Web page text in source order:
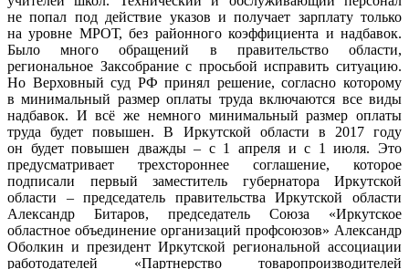
не попал под действие указов и получает зарплату только
на уровне МРОТ, без районного коэффициента и надбавок.
Было много обращений в правительство области,
региональное Заксобрание с просьбой исправить ситуацию.
Но Верховный суд РФ принял решение, согласно которому
в минимальный размер оплаты труда включаются все виды
надбавок. И всё же немного минимальный размер оплаты
труда будет повышен. В Иркутской области в 2017 году
он будет повышен дважды – с 1 апреля и с 1 июля. Это
предусматривает трехстороннее соглашение, которое
подписали первый заместитель губернатора Иркутской
области – председатель правительства Иркутской области
Александр Битаров, председатель Союза «Иркутское
областное объединение организаций профсоюзов» Александр
Оболкин и президент Иркутской региональной ассоциации
работодателей «Партнерство товаропроизводителей